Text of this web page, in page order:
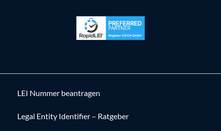
LEI Nummer beantragen
Legal Entity Identifier – Ratgeber